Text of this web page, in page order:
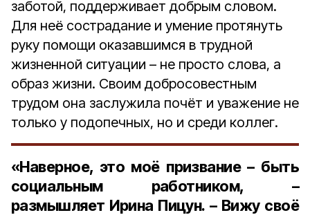
заботой, поддерживает добрым словом.
Для неё сострадание и умение протянуть
руку помощи оказавшимся в трудной
жизненной ситуации – не просто слова, а
образ жизни. Своим добросовестным
трудом она заслужила почёт и уважение не
только у подопечных, но и среди коллег.
«Наверное, это моё призвание – быть
социальным работником, –
размышляет Ирина Пицун. – Вижу своё